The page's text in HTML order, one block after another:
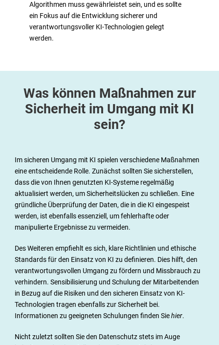
Algorithmen muss gewährleistet sein, und es sollte
ein Fokus auf die Entwicklung sicherer und
verantwortungsvoller KI-Technologien gelegt
werden.
Was können Maßnahmen zur
Sicherheit im Umgang mit KI
sein?
Im sicheren Umgang mit KI spielen verschiedene Maßnahmen
eine entscheidende Rolle. Zunächst sollten Sie sicherstellen,
dass die von Ihnen genutzten KI-Systeme regelmäßig
aktualisiert werden, um Sicherheitslücken zu schließen. Eine
gründliche Überprüfung der Daten, die in die KI eingespeist
werden, ist ebenfalls essenziell, um fehlerhafte oder
manipulierte Ergebnisse zu vermeiden.
Des Weiteren empfiehlt es sich, klare Richtlinien und ethische
Standards für den Einsatz von KI zu definieren. Dies hilft, den
verantwortungsvollen Umgang zu fördern und Missbrauch zu
verhindern. Sensibilisierung und Schulung der Mitarbeitenden
in Bezug auf die Risiken und den sicheren Einsatz von KI-
Technologien tragen ebenfalls zur Sicherheit bei.
Informationen zu geeigneten Schulungen finden Siehier.
Nicht zuletzt sollten Sie den Datenschutz stets im Auge